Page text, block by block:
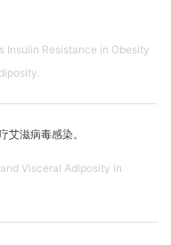
Insulin Resistance in Obesity
艾滋病毒感染。
Visceral Adiposity in